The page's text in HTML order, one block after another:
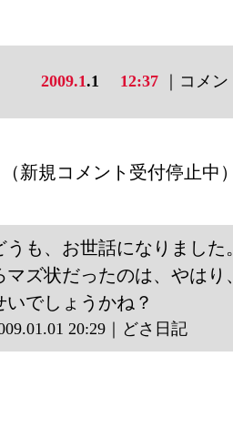
2009.1.1 12:37 ｜コメ
（新規コメント受付停止中
うも、お世話になりまし
マズ状だったのは、やは
いでしょうかね？
20:29｜どさ日記